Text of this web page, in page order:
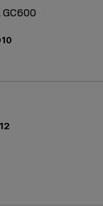
GC600